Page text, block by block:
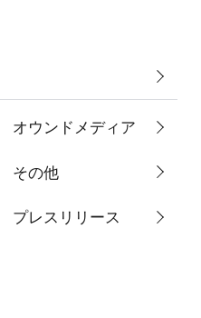
オウンドメディア
その他
プレスリリース